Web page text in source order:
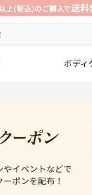
ボディ